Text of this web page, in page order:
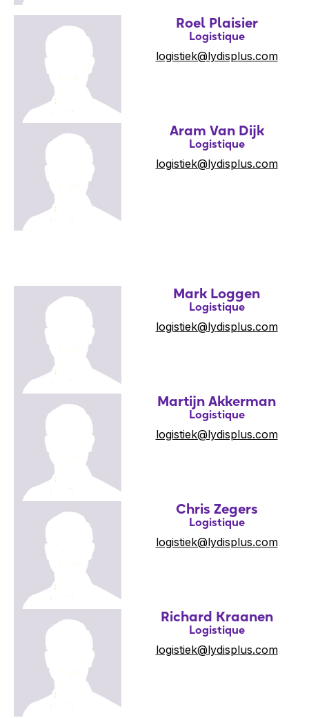
Roel Plaisier
Logistique
logistiek@lydisplus.com
Aram Van Dijk
Logistique
logistiek@lydisplus.com
Mark Loggen
Logistique
logistiek@lydisplus.com
Martijn Akkerman
Logistique
logistiek@lydisplus.com
Chris Zegers
Logistique
logistiek@lydisplus.com
Richard Kraanen
Logistique
logistiek@lydisplus.com